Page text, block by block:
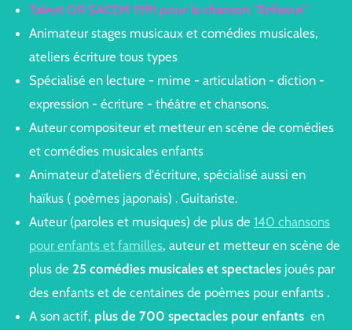
Talent OR SACEM 1991 pour la chanson "Enfance"
Animateur stages musicaux et comédies musicales,
ateliers écriture tous types
Spécialisé en lecture - mime - articulation - diction -
expression - écriture - théâtre et chansons.
Auteur compositeur et metteur en scène de comédies
et comédies musicales enfants
Animateur d'ateliers d'écriture, spécialisé aussi en
haïkus ( poèmes japonais) . Guitariste.
Auteur (paroles et musiques) de plus de 140 chansons
pour enfants et familles, auteur et metteur en scène de
plus de 25 comédies musicales et spectacles joués par
des enfants et de centaines de poèmes pour enfants .
A son actif, plus de 700 spectacles pour enfants en